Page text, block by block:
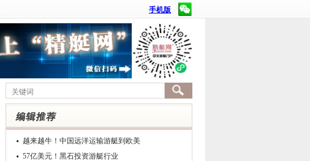
手机版
越来越牛！中国远洋运输游艇到欧美
57亿美元！黑石投资游艇行业